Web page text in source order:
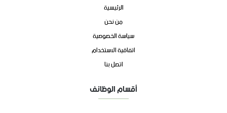
الرئيسية
من نحن
سياسة الخصوصية
اتفاقية الاستخدام
اتصل بنا
أقسام الوظائف